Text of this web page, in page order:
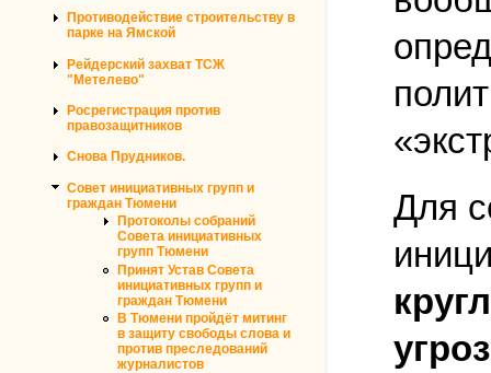
Противодействие строительству в
парке на Ямской
Рейдерский захват ТСЖ
"Метелево"
Росрегистрация против
правозащитников
Снова Прудников.
Совет инициативных групп и
граждан Тюмени
Протоколы собраний
Совета инициативных
групп Тюмени
Принят Устав Совета
инициативных групп и
граждан Тюмени
В Тюмени пройдёт митинг
в защиту свободы слова и
против преследований
журналистов
Для